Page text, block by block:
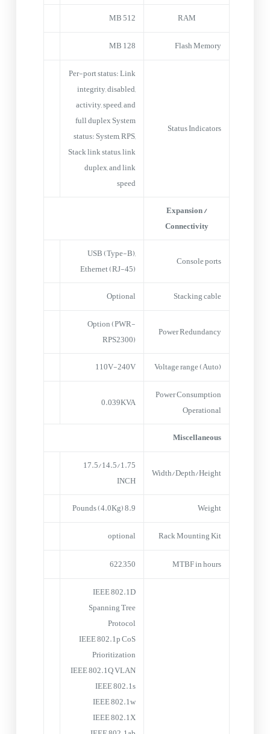
RAM
512 MB
Flash Memory
128 MB
Status Indicators
Per-port status: Link
integrity, disabled,
activity, speed, and
full duplex System
status: System, RPS,
Stack link status, link
duplex, and link
speed
Expansion /
Connectivity
Console ports
USB (Type-B),
Ethernet (RJ-45)
Stacking cable
Optional
Power Redundancy
Option (PWR-
RPS2300)
Voltage range (Auto)
110V-240V
Power Consumption
Operational
0.039KVA
Miscellaneous
Width/Depth/Height
INCH
Weight
8.9 Pounds (4.0Kg)
Rack Mounting Kit
optional
MTBF in hours
622,350
IEEE 802.1D
Spanning Tree
Protocol
IEEE 802.1p CoS
Prioritization
IEEE 802.1Q VLAN
IEEE 802.1s
IEEE 802.1w
IEEE 802.1X